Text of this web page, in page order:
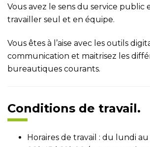
Vous avez le sens du service public
travailler seul et en équipe.
Vous êtes à l’aise avec les outils
communication et maitrisez les
bureautiques courants.
Conditions de travail.
Horaires de travail : du lundi au